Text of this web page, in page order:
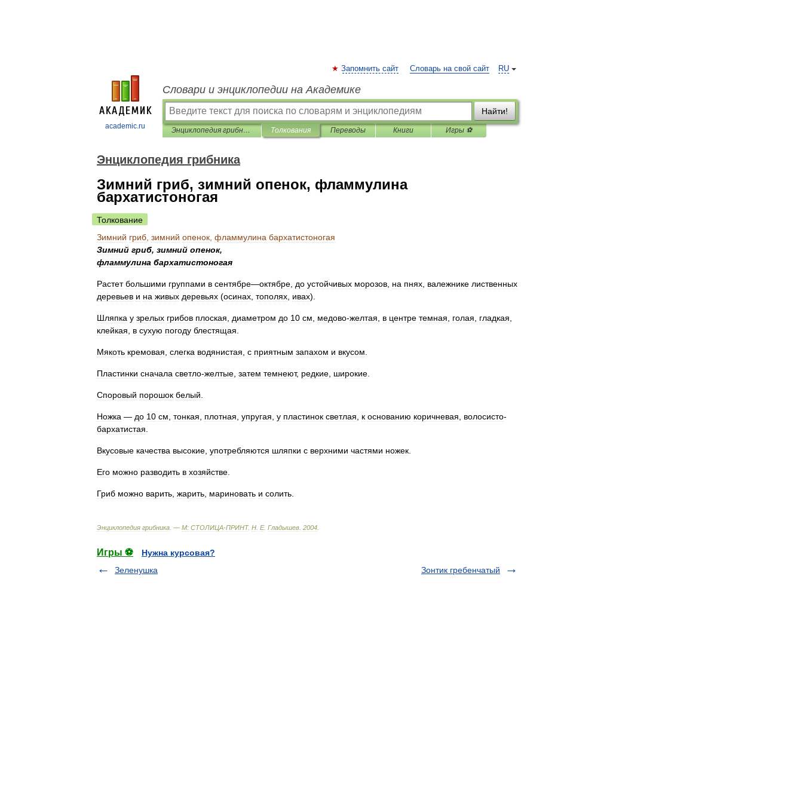
academic.ru
RU
Запомнить сайт Словарь на свой сайт
Словари и энциклопедии на Академике
Найти!
Энциклопедия грибника Толкования Переводы Книги Игры ⚽
Энциклопедия грибника
Зимний гриб, зимний опенок, фламмулина
бархатистоногая
Толкование
Зимний гриб зимний опенок фламмулина бархатистоногая
Зимний гриб, зимний опенок,
фламмулина бархатистоногая
Растет большими группами в сентябре—октябре до устойчивых морозов на пнях валежнике лиственных
деревьев и на живых деревьях (осинах тополях ивах).
Шляпка у зрелых грибов плоская диаметром до 10 см медово-желтая в центре темная голая гладкая
клейкая
в сухую погоду блестящая
Мякоть кремовая слегка водянистая с приятным запахом и вкусом
Пластинки сначала светло-желтые затем темнеют, редкие широкие
Споровый порошок белый
Ножка — до 10 см тонкая плотная упругая у пластинок светлая к основанию коричневая волосисто-
бархатистая
Вкусовые качества высокие употребляются шляпки с верхними частями ножек
Его можно разводить в хозяйстве
Гриб можно варить жарить мариновать и солить
Энциклопедия грибника . — М: СТОЛИЦА-ПРИНТ. Н Е. Гладышев 2004
Игры ⚽
Нужна курсовая?
Зеленушка
Зонтик гребенчатый